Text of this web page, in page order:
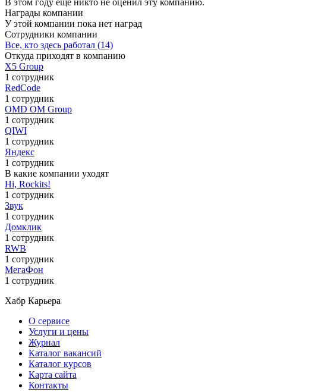
Награды компании
У этой компании пока нет наград
Сотрудники компании
Все, кто здесь работал (14)
Откуда приходят в компанию
Х5 Group
1 сотрудник
RedCode
1 сотрудник
OMD OM Group
1 сотрудник
QIWI
1 сотрудник
Яндекс
1 сотрудник
В какие компании уходят
Hi, Rockits!
1 сотрудник
Звук
1 сотрудник
Домклик
1 сотрудник
RWB
1 сотрудник
МегаФон
1 сотрудник
Хабр Карьера
О сервисе
Услуги и цены
Журнал
Каталог вакансий
Каталог курсов
Карта сайта
Контакты